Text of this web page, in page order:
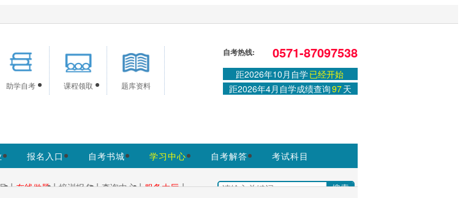
站信息供学习交流使用，非政府官方网站，官方信息以浙江教育考试院
登录或注册|学习中心
助学自考 课程领取 题库资料
自考热线: 0571-87097538
距2026年10月自学已经开始
距2026年4月自学成绩查询97天
报名入口 自考书城 学习中心 自考解答
考试科目
| 在线做题 | 培训报名 | 查询中心 | 服务大厅 |